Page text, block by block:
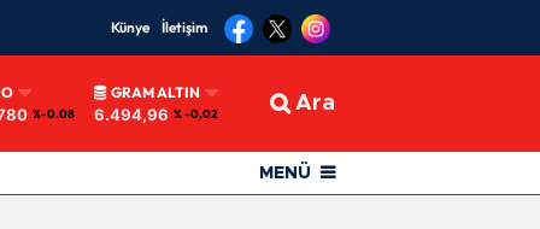
Künye İletişim
%-0.08
GRAM ALTIN
6.494,96 % -0,02 Ara
MENÜ